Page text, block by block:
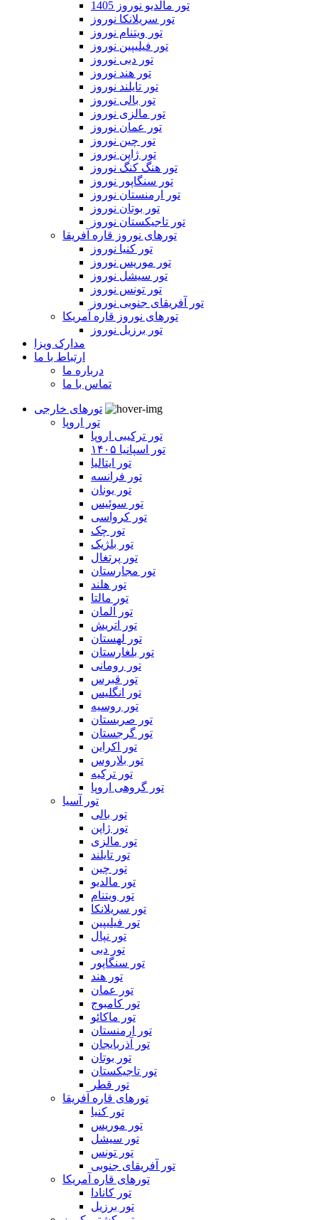
تور مالدیو نوروز 1405
تور سریلانکا نوروز
تور ویتنام نوروز
تور فیلیپین نوروز
تور دبی نوروز
تور هند نوروز
تور تایلند نوروز
تور بالی نوروز
تور مالزی نوروز
تور عمان نوروز
تور چین نوروز
تور ژاپن نوروز
تور هنگ کنگ نوروز
تور سنگاپور نوروز
تور ارمنستان نوروز
تور بوتان نوروز
تور تاجیکستان نوروز
تورهای نوروز قاره آفریقا
تور کنیا نوروز
تور موریس نوروز
تور سیشل نوروز
تور تونس نوروز
تور آفریقای جنوبی نوروز
تورهای نوروز قاره آمریکا
تور برزیل نوروز
مدارک ویزا
ارتباط با ما
درباره ما
تماس با ما
تورهای خارجی
تور اروپا
تور ترکیبی اروپا
تور اسپانیا ۱۴۰۵
تور ایتالیا
تور فرانسه
تور یونان
تور سوئیس
تور کرواسی
تور چک
تور بلژیک
تور پرتغال
تور مجارستان
تور هلند
تور مالتا
تور آلمان
تور اتریش
تور لهستان
تور بلغارستان
تور رومانی
تور قبرس
تور انگلیس
تور روسیه
تور صربستان
تور گرجستان
تور اکراین
تور بلاروس
تور ترکیه
تور گروهی اروپا
تور آسیا
تور بالی
تور ژاپن
تور مالزی
تور تایلند
تور چین
تور مالدیو
تور ویتنام
تور سریلانکا
تور فیلیپین
تور نپال
تور دبی
تور سنگاپور
تور هند
تور عمان
تور کامبوج
تور ماکائو
تور ارمنستان
تور آذربایجان
تور بوتان
تور تاجیکستان
تور قطر
تورهای قاره آفریقا
تور کنیا
تور موریس
تور سیشل
تور تونس
تور آفریقای جنوبی
تورهای قاره آمریکا
تور کانادا
تور برزیل